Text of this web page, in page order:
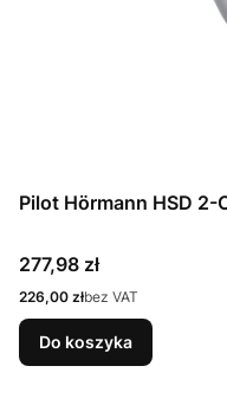
Pilot Hörmann HSD 2-
Cena
277,98 zł
Cena
226,00 złbez VAT
Do koszyka